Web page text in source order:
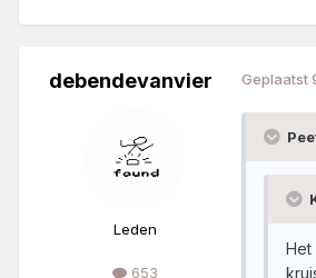
debendevanvier
Leden
653
Geplaatst
Het